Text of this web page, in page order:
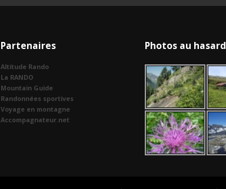
Partenaires
Altitude Rando
La RANDO
Mountain Guide
Randonnées sportives
Voyage en montagne
Accompagnateur.net
Photos au hasard